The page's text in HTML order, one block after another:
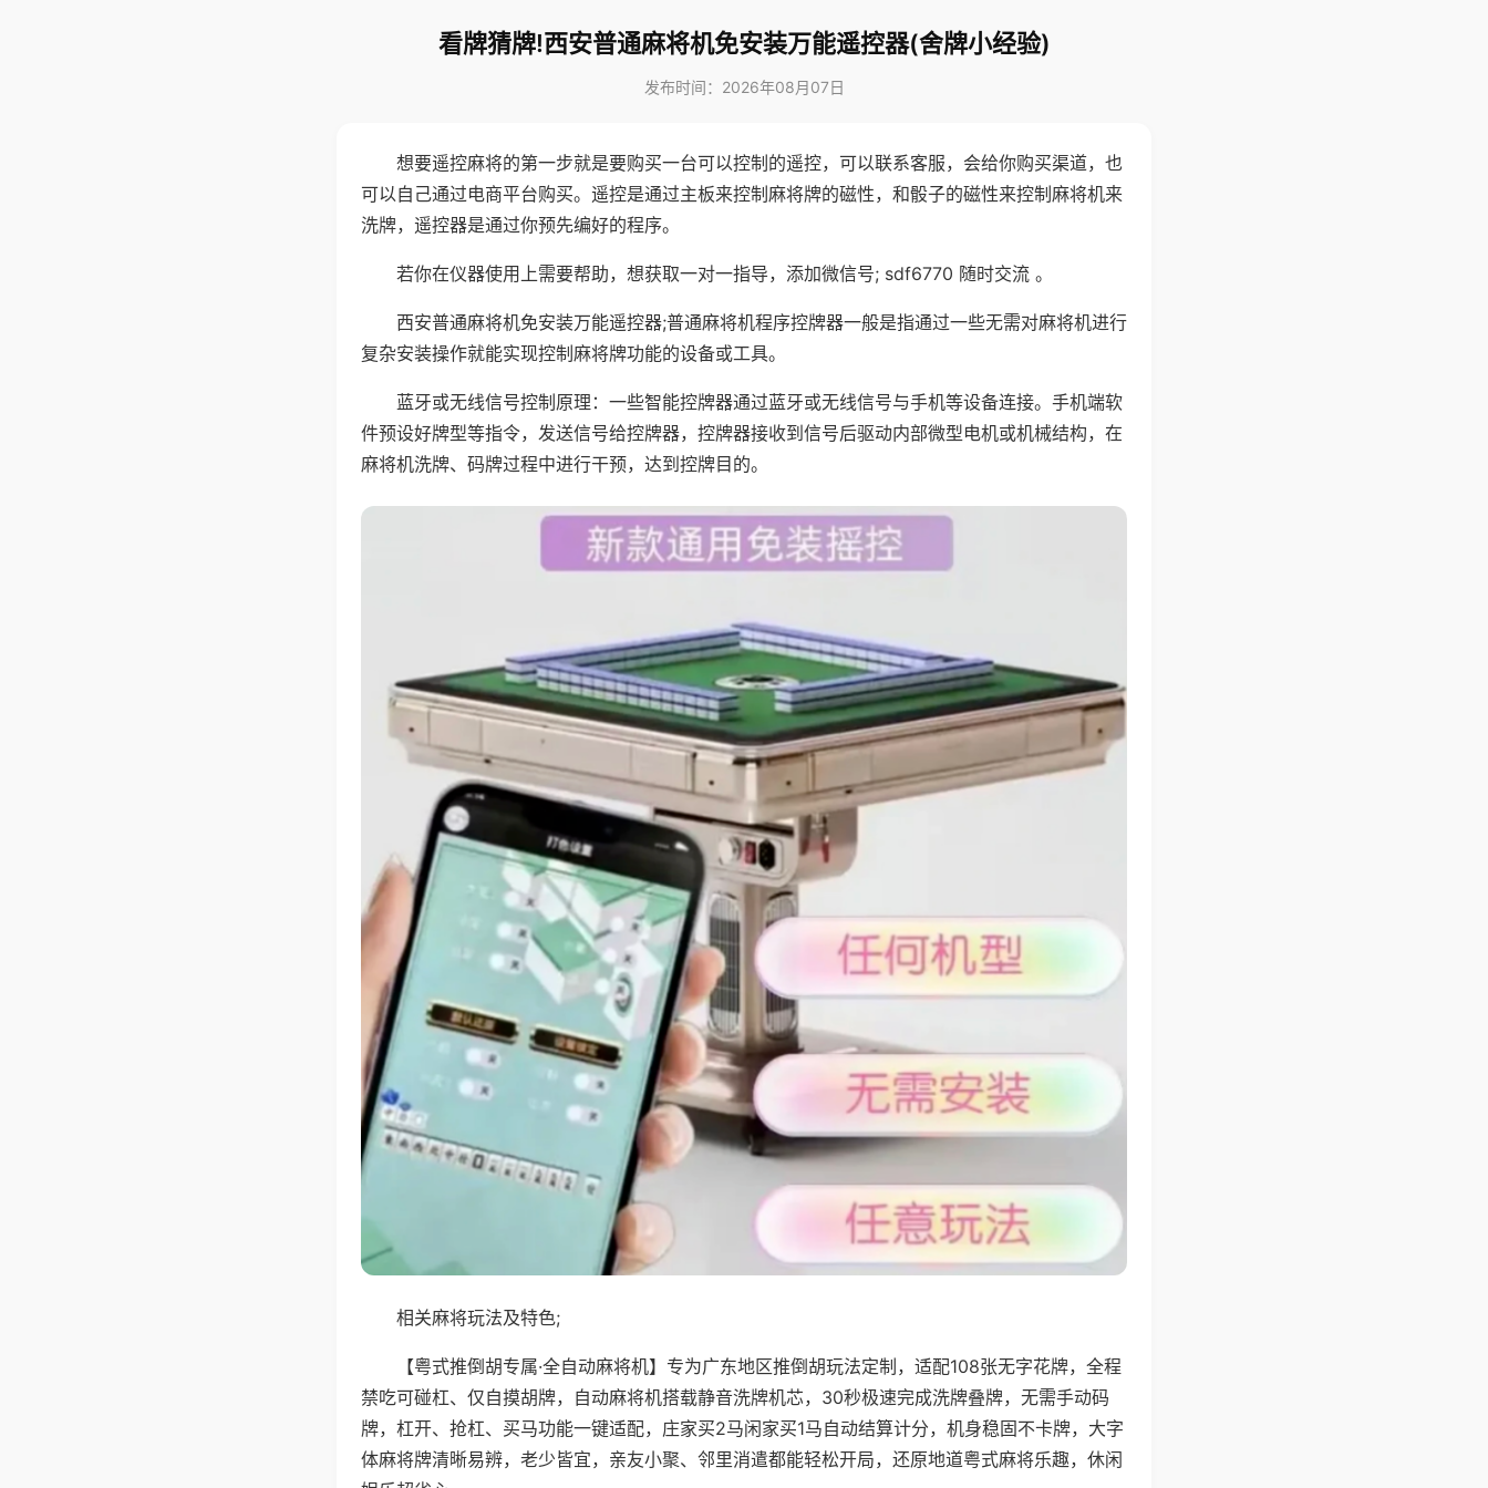
看牌猜牌!西安普通麻将机免安装万能遥控器(舍牌小经验)
发布时间：2026年08月07日
想要遥控麻将的第一步就是要购买一台可以控制的遥控，可以联系客服，会给你购买渠道，也
可以自己通过电商平台购买。遥控是通过主板来控制麻将牌的磁性，和骰子的磁性来控制麻将机来
洗牌，遥控器是通过你预先编好的程序。
若你在仪器使用上需要帮助，想获取一对一指导，添加微信号; sdf6770 随时交流 。
西安普通麻将机免安装万能遥控器;普通麻将机程序控牌器一般是指通过一些无需对麻将机进行
复杂安装操作就能实现控制麻将牌功能的设备或工具。
蓝牙或无线信号控制原理：一些智能控牌器通过蓝牙或无线信号与手机等设备连接。手机端软
件预设好牌型等指令，发送信号给控牌器，控牌器接收到信号后驱动内部微型电机或机械结构，在
麻将机洗牌、码牌过程中进行干预，达到控牌目的。
相关麻将玩法及特色;
【粤式推倒胡专属·全自动麻将机】专为广东地区推倒胡玩法定制，适配108张无字花牌，全程
禁吃可碰杠、仅自摸胡牌，自动麻将机搭载静音洗牌机芯，30秒极速完成洗牌叠牌，无需手动码
牌，杠开、抢杠、买马功能一键适配，庄家买2马闲家买1马自动结算计分，机身稳固不卡牌，大字
体麻将牌清晰易辨，老少皆宜，亲友小聚、邻里消遣都能轻松开局，还原地道粤式麻将乐趣，休闲